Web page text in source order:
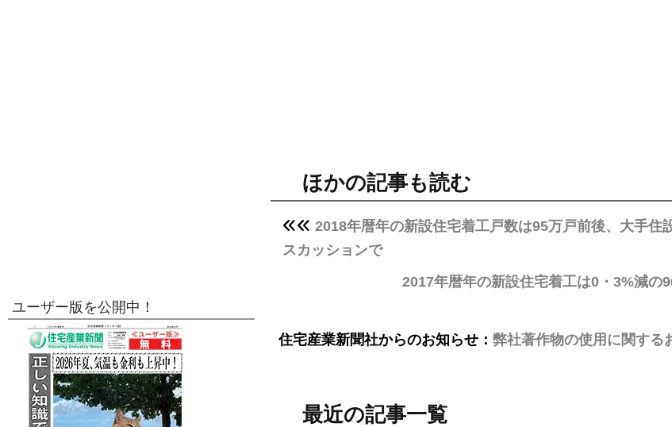
ほかの記事も読む
2018年暦年の新設住宅着工戸数は95万戸前後、大手
スカッションで
2017年暦年の新設住宅着工は0・3%減の
住宅産業新聞社からのお知らせ： 弊社著作物の使用に関する
最近の記事一覧
ユーザー版を公開中！